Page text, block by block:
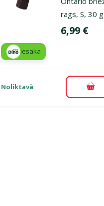
rags, S, 30 g
Cena
6,99 €
iesaka
Noliktavā